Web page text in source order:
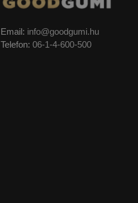
Email: info@goodgumi.hu
Telefon: 06-1-4-600-500